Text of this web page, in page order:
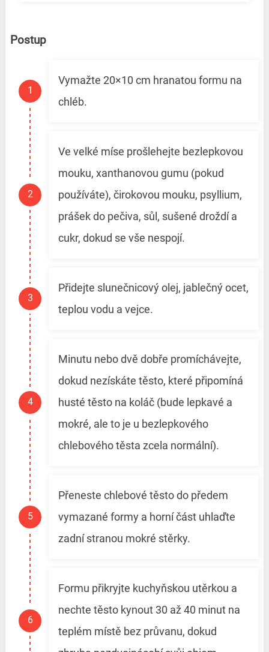
Postup
Vymažte 20×10 cm hranatou formu na
chléb.
Ve velké míse prošlehejte bezlepkovou
mouku, xanthanovou gumu (pokud
používáte), čirokovou mouku, psyllium,
prášek do pečiva, sůl, sušené droždí a
cukr, dokud se vše nespojí.
Přidejte slunečnicový olej, jablečný ocet,
teplou vodu a vejce.
Minutu nebo dvě dobře promíchávejte,
dokud nezískáte těsto, které připomíná
husté těsto na koláč (bude lepkavé a
mokré, ale to je u bezlepkového
chlebového těsta zcela normální).
Přeneste chlebové těsto do předem
vymazané formy a horní část uhlaďte
zadní stranou mokré stěrky.
Formu přikryjte kuchyňskou utěrkou a
nechte těsto kynout 30 až 40 minut na
teplém místě bez průvanu, dokud